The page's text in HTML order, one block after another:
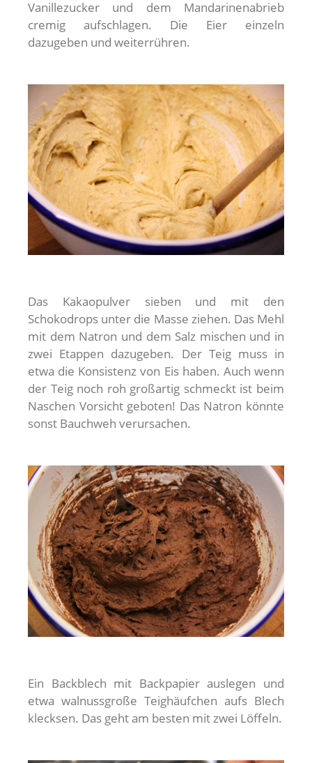
Vanillezucker und dem Mandarinenabrieb
cremig aufschlagen. Die Eier einzeln
dazugeben und weiterrühren.
Das Kakaopulver sieben und mit den
Schokodrops unter die Masse ziehen. Das Mehl
mit dem Natron und dem Salz mischen und in
zwei Etappen dazugeben. Der Teig muss in
etwa die Konsistenz von Eis haben. Auch wenn
der Teig noch roh großartig schmeckt ist beim
Naschen Vorsicht geboten! Das Natron könnte
sonst Bauchweh verursachen.
Ein Backblech mit Backpapier auslegen und
etwa walnussgroße Teighäufchen aufs Blech
klecksen. Das geht am besten mit zwei Löffeln.